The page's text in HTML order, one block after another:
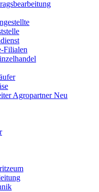
Filialen
Agropartner Neu